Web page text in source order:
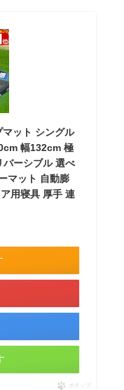
マット シングル
幅132cm 極
バーシブル 選べ
マット 自動膨
用寝具 厚手 連
ポチップ